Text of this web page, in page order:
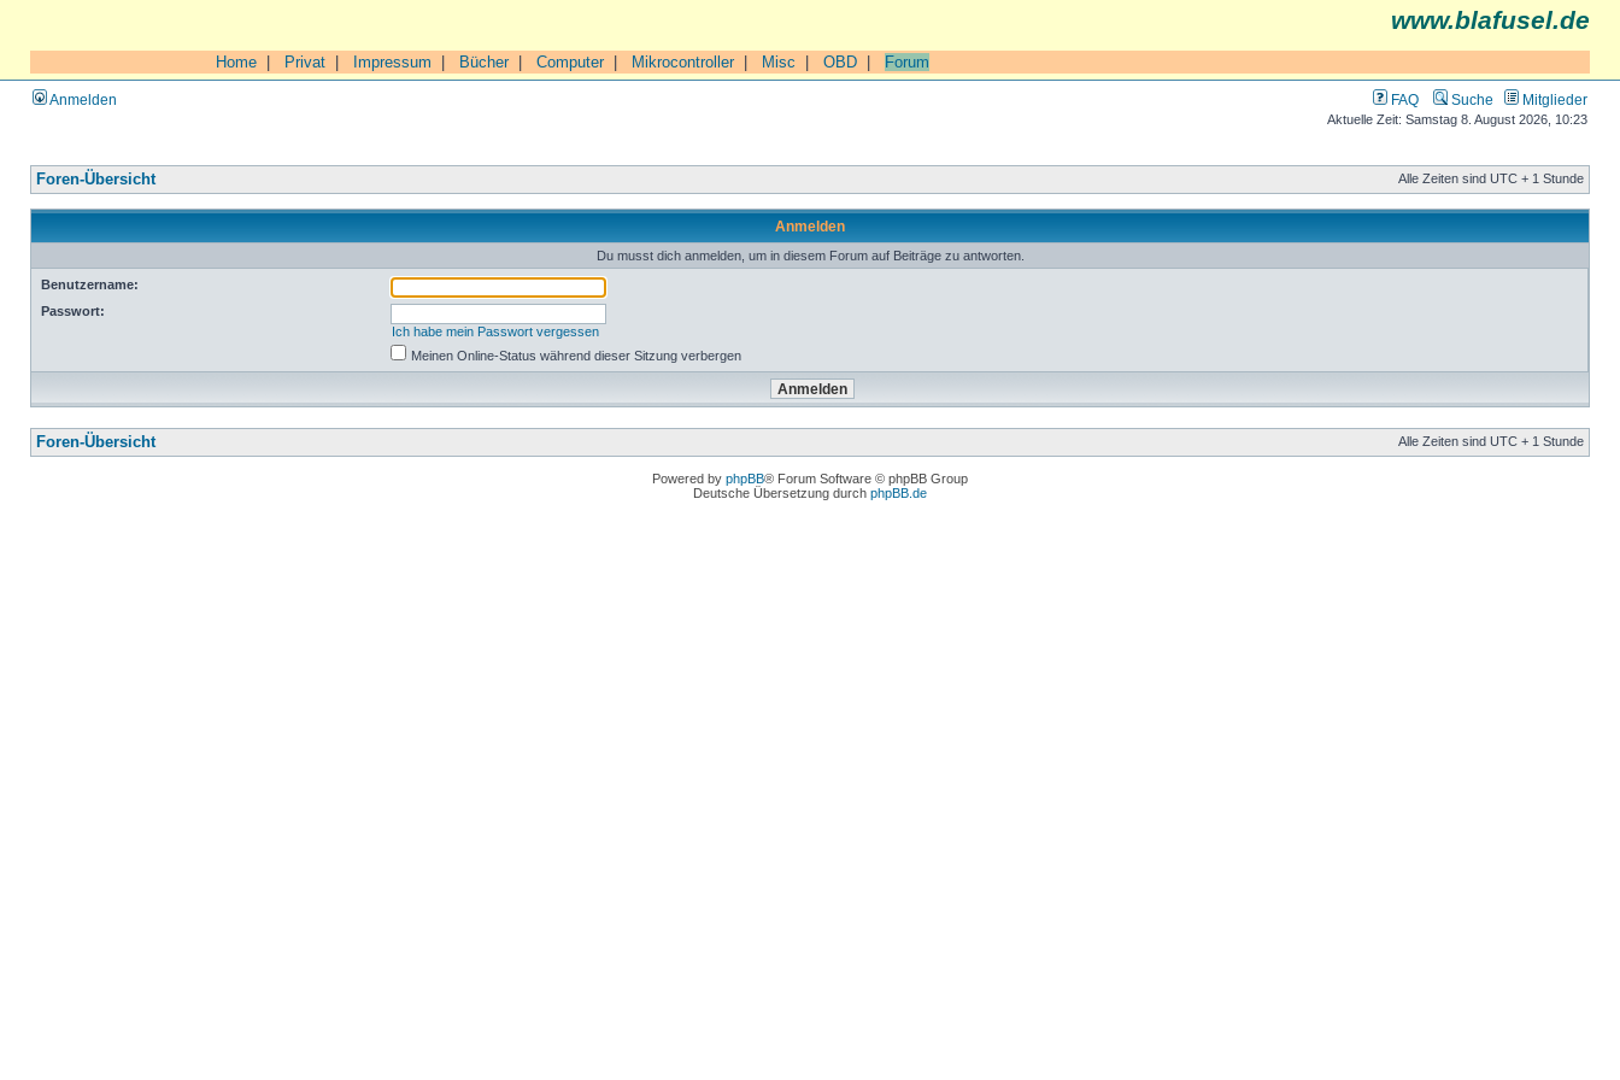
www.blafusel.de
Home Privat Impressum Bücher| Computer| Mikrocontroller| Misc OBD Forum
Anmelden FAQ Suche Mitglieder
Aktuelle Zeit: Samstag 8. August 2026, 10:23
Foren-Übersicht Alle Zeiten sind UTC + 1 Stunde
Anmelden
Du musst dich anmelden, um in diesem Forum auf Beiträge zu antworten.
Benutzername:
Passwort:
Ich habe mein Passwort vergessen
Meinen Online-Status während dieser Sitzung verbergen
Foren-Übersicht Alle Zeiten sind UTC + 1 Stunde
Powered by phpBB® Forum Software © phpBB Group
Deutsche Übersetzung durch phpBB.de